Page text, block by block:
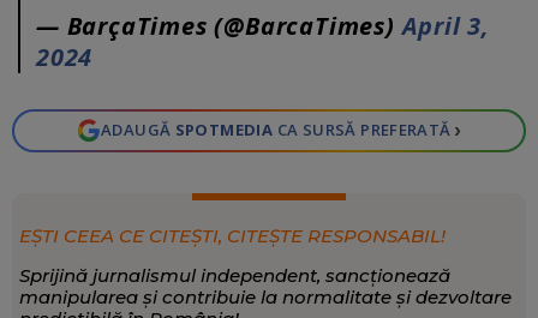
— BarçaTimes (@BarcaTimes)April 3,
2024
ADAUGĂ SPOTMEDIA CA SURSĂ PREFERATĂ ›
EȘTI CEEA CE CITEȘTI, CITEȘTE RESPONSABIL!
Sprijină jurnalismul independent, sancționează
manipularea și contribuie la normalitate și dezvoltare